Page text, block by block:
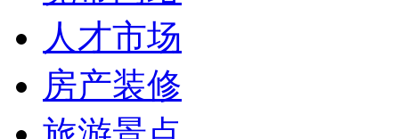
人才市场
房产装修